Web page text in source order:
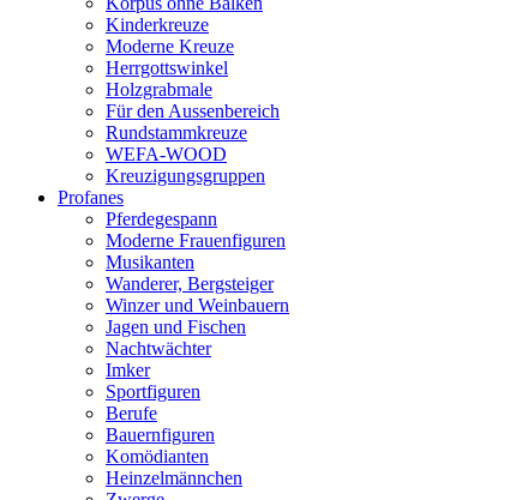
Kinderkreuze
Moderne Kreuze
Herrgottswinkel
Holzgrabmale
Für den Aussenbereich
Rundstammkreuze
WEFA-WOOD
Kreuzigungsgruppen
Profanes
Pferdegespann
Moderne Frauenfiguren
Musikanten
Wanderer, Bergsteiger
Winzer und Weinbauern
Jagen und Fischen
Nachtwächter
Imker
Sportfiguren
Berufe
Bauernfiguren
Komödianten
Heinzelmännchen